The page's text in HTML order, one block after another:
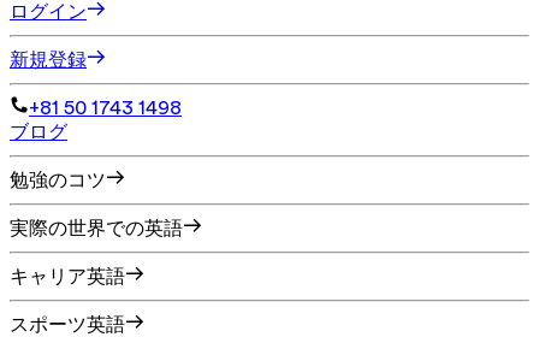
ログイン
新規登録
+81 50 1743 1498
ブログ
勉強のコツ
実際の世界での英語
キャリア英語
スポーツ英語